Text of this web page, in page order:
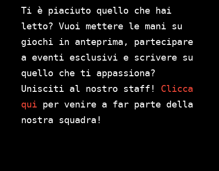
Ti è piaciuto quello che hai
letto? Vuoi mettere le mani su
giochi in anteprima, partecipare
a eventi esclusivi e scrivere su
quello che ti appassiona?
Unisciti al nostro staff! Clicca
qui per venire a far parte della
nostra squadra!